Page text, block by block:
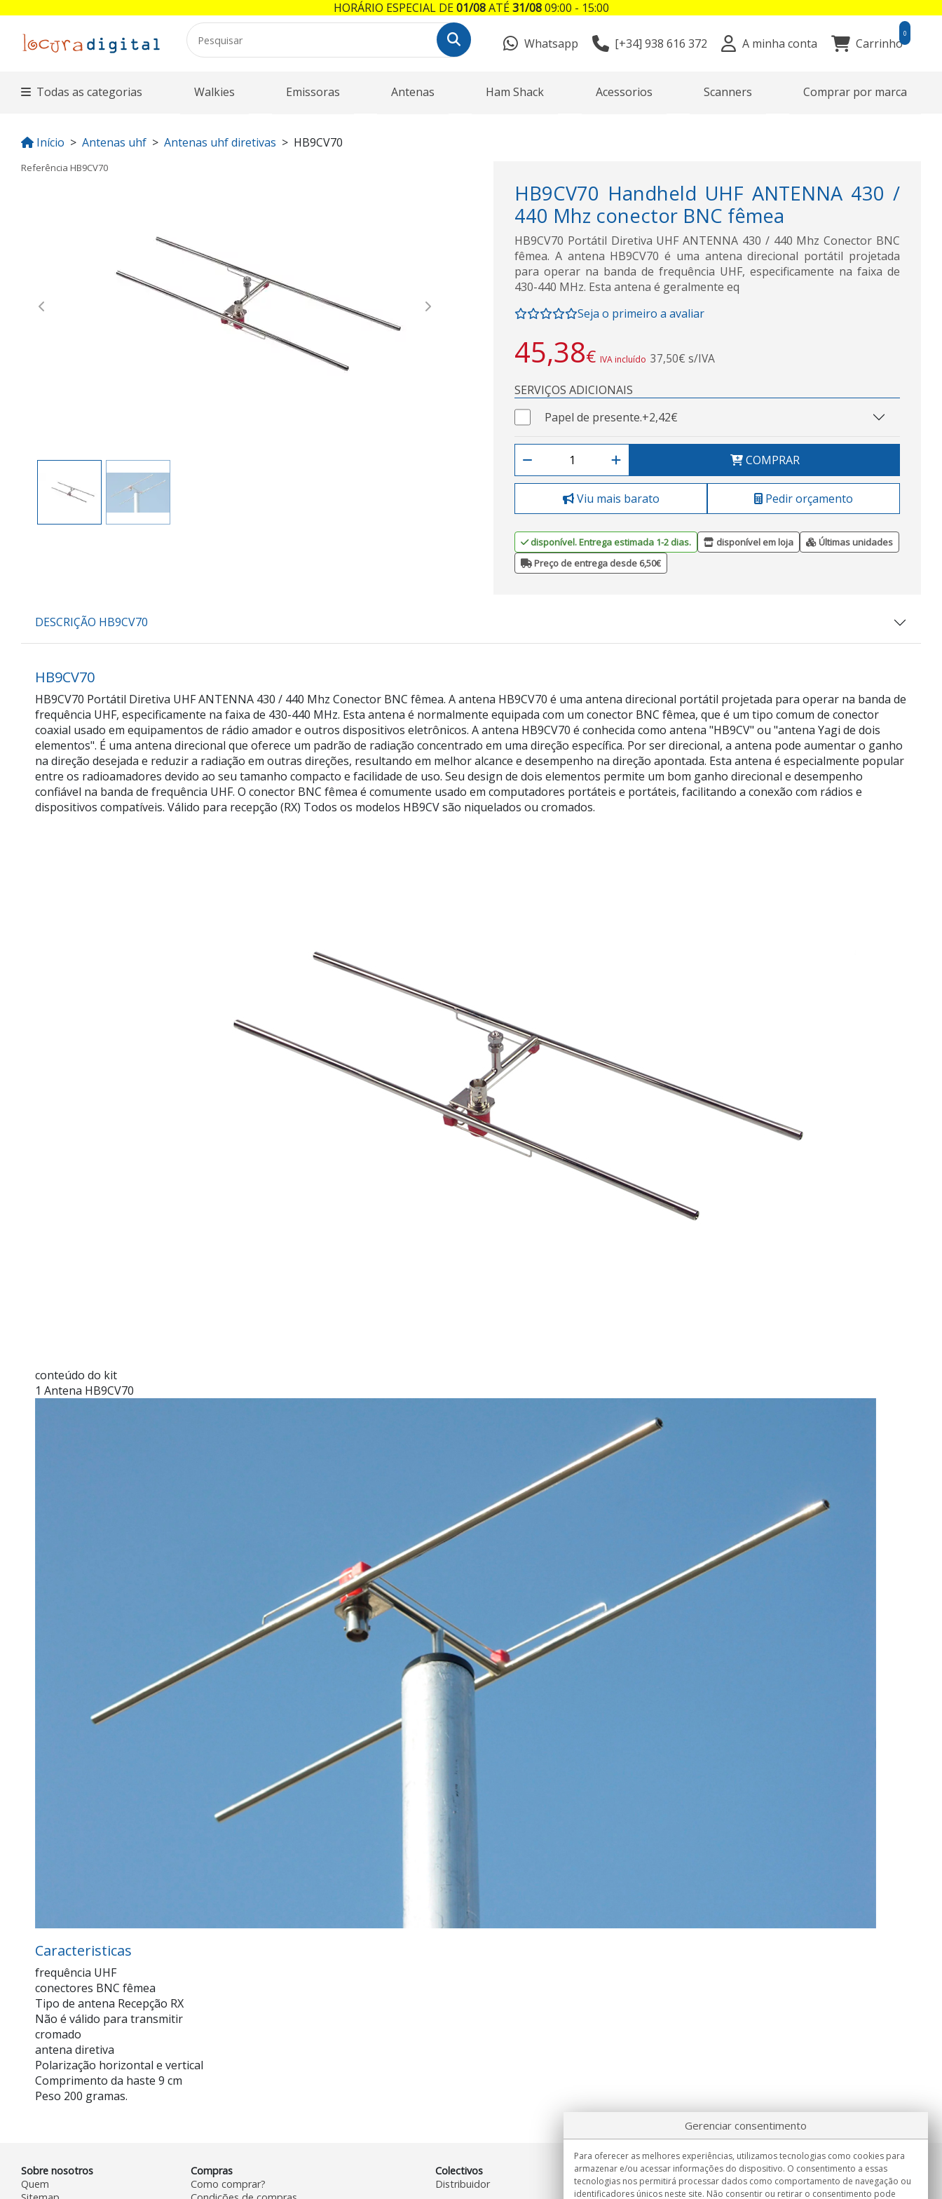
Whatsapp [+34] 938 616 372 A minha conta Carrinho
0
Todas as categorias Walkies Emissoras Antenas Ham Shack Acessorios Scanners Comprar por marca
Início Antenas uhf Antenas uhf diretivas HB9CV70
Referência HB9CV70
Previous Next
HB9CV70 Handheld UHF ANTENNA 430 /
440 Mhz conector BNC fêmea
HB9CV70 Portátil Diretiva UHF ANTENNA 430 / 440 Mhz Conector BNC
fêmea. A antena HB9CV70 é uma antena direcional portátil projetada
para operar na banda de frequência UHF, especificamente na faixa de
430-440 MHz. Esta antena é geralmente eq
Seja o primeiro a avaliar
45,38€ IVA incluído 37,50€ s/IVA
SERVIÇOS ADICIONAIS
Papel de presente.+2,42€
COMPRAR
Viu mais barato Pedir orçamento
disponível. Entrega estimada 1-2 dias. disponível em loja
Últimas unidades
Preço de entrega desde 6,50€
DESCRIÇÃO HB9CV70
HB9CV70
HB9CV70 Portátil Diretiva UHF ANTENNA 430 / 440 Mhz Conector BNC fêmea. A antena HB9CV70 é uma antena direcional portátil projetada para operar na banda de
frequência UHF, especificamente na faixa de 430-440 MHz. Esta antena é normalmente equipada com um conector BNC fêmea, que é um tipo comum de conector
coaxial usado em equipamentos de rádio amador e outros dispositivos eletrônicos. A antena HB9CV70 é conhecida como antena "HB9CV" ou "antena Yagi de dois
elementos". É uma antena direcional que oferece um padrão de radiação concentrado em uma direção específica. Por ser direcional, a antena pode aumentar o ganho
na direção desejada e reduzir a radiação em outras direções, resultando em melhor alcance e desempenho na direção apontada. Esta antena é especialmente popular
entre os radioamadores devido ao seu tamanho compacto e facilidade de uso. Seu design de dois elementos permite um bom ganho direcional e desempenho
confiável na banda de frequência UHF. O conector BNC fêmea é comumente usado em computadores portáteis e portáteis, facilitando a conexão com rádios e
dispositivos compatíveis. Válido para recepção (RX) Todos os modelos HB9CV são niquelados ou cromados.
conteúdo do kit
1 Antena HB9CV70
Caracteristicas
frequência UHF
conectores BNC fêmea
Tipo de antena Recepção RX
Não é válido para transmitir
cromado
antena diretiva
Polarização horizontal e vertical
Comprimento da haste 9 cm
Peso 200 gramas.
Sobre nosotros
Quem
Compras
Como comprar?
Colectivos
Distribuidor
Informação
Seg.-Sex. 9:00h - 15:00h.
Gerenciar consentimento
Para oferecer as melhores experiências, utilizamos tecnologias como cookies para
armazenar e/ou acessar informações do dispositivo. O consentimento a essas
tecnologias nos permitirá processar dados como comportamento de navegação ou
identificadores únicos neste site. Não consentir ou retirar o consentimento pode
HORÁRIO ESPECIAL DE01/08ATÉ31/0809:00 - 15:00